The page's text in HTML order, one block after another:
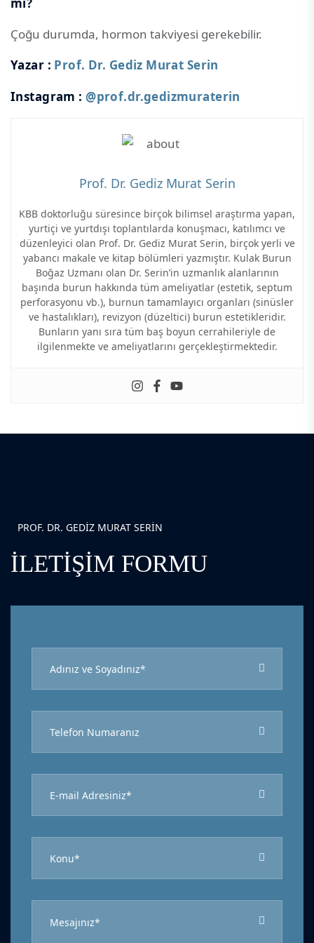
mi?
Çoğu durumda, hormon takviyesi gerekebilir.
Yazar : Prof. Dr. Gediz Murat Serin
Instagram : @prof.dr.gedizmuraterin
Prof. Dr. Gediz Murat Serin
KBB doktorluğu süresince birçok bilimsel araştırma yapan,
yurtiçi ve yurtdışı toplantılarda konuşmacı, katılımcı ve
düzenleyici olan Prof. Dr. Gediz Murat Serin, birçok yerli ve
yabancı makale ve kitap bölümleri yazmıştır. Kulak Burun
Boğaz Uzmanı olan Dr. Serin’in uzmanlık alanlarının
başında burun hakkında tüm ameliyatlar (estetik, septum
perforasyonu vb.), burnun tamamlayıcı organları (sinüsler
ve hastalıkları), revizyon (düzeltici) burun estetikleridir.
Bunların yanı sıra tüm baş boyun cerrahileriyle de
ilgilenmekte ve ameliyatlarını gerçekleştirmektedir.
PROF. DR. GEDIZ MURAT SERIN
İLETIŞIM FORMU